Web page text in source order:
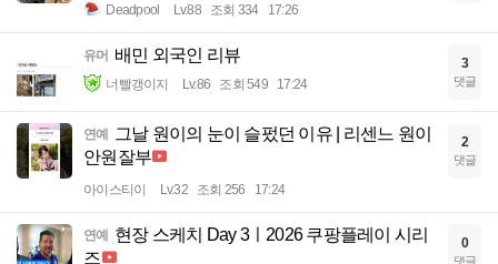
Deadpool Lv.88 조회 334 17:26
유머 배민 외국인 리뷰
너빨갱이지 Lv.86 조회 549 17:24
3
댓글
연예 그날 원이의 눈이 슬펐던 이유 | 리센느 원이
안원잘부
아이스티이 Lv.32 조회 256 17:24
2
댓글
연예 현장 스케치 Day 3ㅣ2026 쿠팡플레이 시리
즈
0
댓글